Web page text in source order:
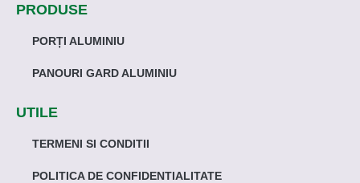
PRODUSE
PORȚI ALUMINIU
PANOURI GARD ALUMINIU
UTILE
TERMENI SI CONDITII
POLITICA DE CONFIDENTIALITATE